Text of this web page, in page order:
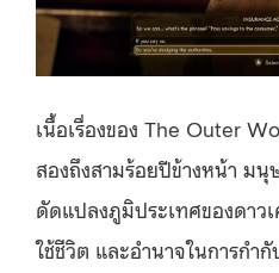
เนื้อเรื่องของ The Outer
สองถึงสามร้อยปีข้างหน้า มนุ
ดัดแปลงภูมิประเทศของดาว
ใช้ชีวิต และอำนาจในการกำ